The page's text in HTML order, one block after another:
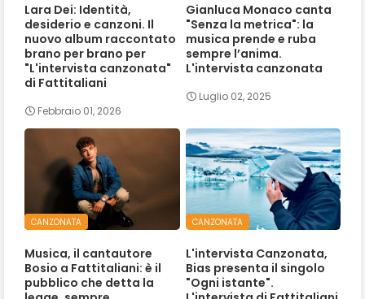
Lara Dei: Identità,
desiderio e canzoni. Il
nuovo album raccontato
brano per brano per
"L'intervista canzonata"
di Fattitaliani
Febbraio 01, 2026
Gianluca Monaco canta
"Senza la metrica": la
musica prende e ruba
sempre l’anima.
L'intervista canzonata
Luglio 02, 2025
CANZONATA
Musica, il cantautore
Bosio a Fattitaliani: è il
pubblico che detta la
CANZONATA
L'intervista Canzonata,
Bias presenta il singolo
"Ogni istante".